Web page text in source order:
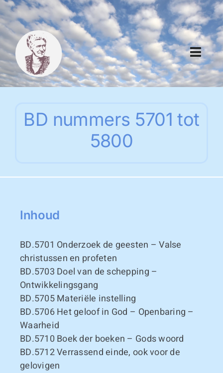
Skip
to
content
Algemeen
Register
Thema boeken
BD nummers 5701 tot
5800
Inhoud
BD.5701 Onderzoek de geesten – Valse
christussen en profeten
BD.5703 Doel van de schepping –
Ontwikkelingsgang
BD.5705Materiële instelling
BD.5706Het geloof in God – Openbaring –
Waarheid
BD.5710 Boek der boeken – Gods woord
BD.5712Verrassend einde, ook voor de
gelovigen